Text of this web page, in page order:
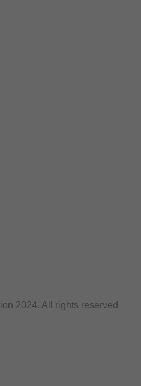
2024. All rights reserved